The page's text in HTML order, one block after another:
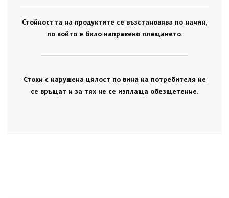
Стойността на продуктите се възстановява по начин,
по който е било направено плащането.
Стоки с нарушена цялост по вина на потребителя не
се връщат и за тях не се изплаща обезщетение.